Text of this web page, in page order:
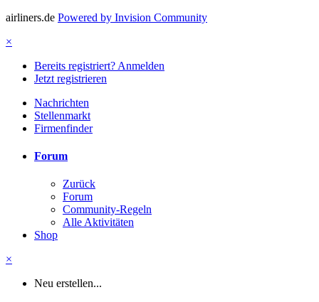
airliners.de Powered by Invision Community
×
Bereits registriert? Anmelden
Jetzt registrieren
Nachrichten
Stellenmarkt
Firmenfinder
Forum
Zurück
Forum
Community-Regeln
Alle Aktivitäten
Shop
×
Neu erstellen...